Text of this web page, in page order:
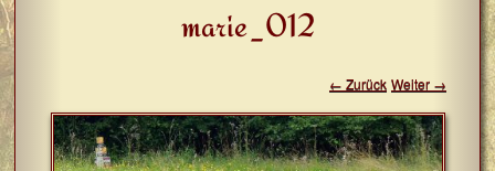
marie_012
← Zurück Weiter →